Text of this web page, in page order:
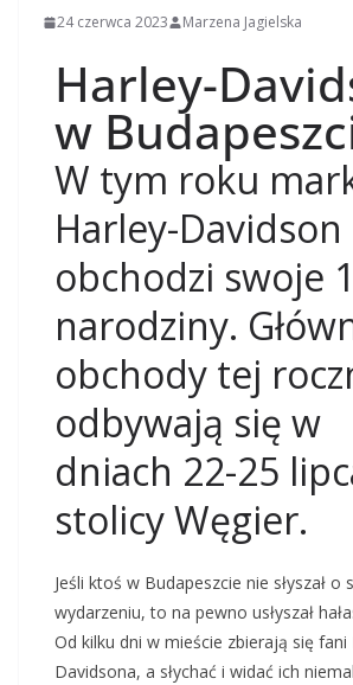
24 czerwca 2023 Marzena Jagielska
Harley-
w
W tym roku
Harley-Davidson
obchodzi swoje
narodziny.
obchody tej
odbywają się w
dniach 22-25
stolicy Węgier.
Jeśli ktoś w Budapeszcie nie słyszał o
wydarzeniu, to na pewno usłyszał
Od kilku dni w mieście zbierają się fani
Davidsona, a słychać i widać ich